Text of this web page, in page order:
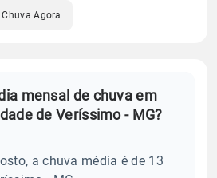
Chuva Agora
mensal de chuva em
de Veríssimo - MG?
a chuva média é de 13